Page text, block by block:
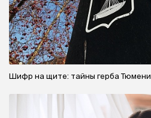
Шифр на щите: тайны герба Тюмени